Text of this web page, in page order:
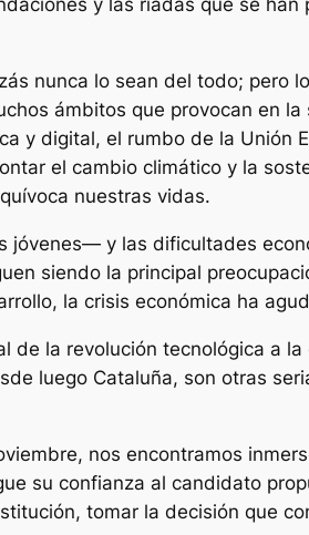
y las riadas que se
nunca lo sean del todo; pero
ámbitos que provocan en
y digital, el rumbo de la Unión
el cambio climático y la
nuestras vidas.
y las dificultades
siendo la principal
la crisis económica ha
de la revolución tecnológica a
luego Cataluña, son otras
nos encontramos
su confianza al candidato
tomar la decisión que